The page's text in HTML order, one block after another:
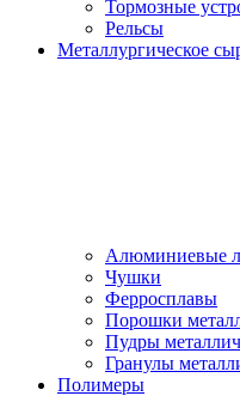
Тормозные
Рельсы
Металлургическое
Алюминиевые
Чушки
Ферросплавы
Порошки
Пудры
Гранулы
Полимеры